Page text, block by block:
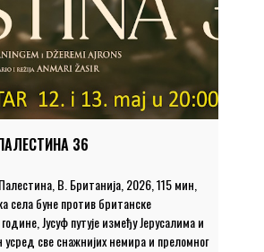
36
В. Британија, 2026, 115 мин,
села буне против британске
Јусуф путује између Јерусалима и
усред све снажнијих немира и преломног